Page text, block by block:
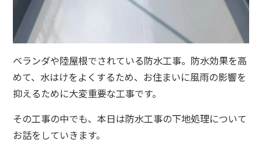
ベランダや陸屋根でされている防水工事。防水効果を高
めて、水はけをよくするため、お住まいに風雨の影響を
抑えるために大変重要な工事です。
その工事の中でも、本日は防水工事の下地処理について
お話をしていきます。